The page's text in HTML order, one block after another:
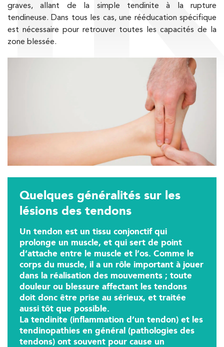
graves, allant de la simple tendinite à la rupture
tendineuse. Dans tous les cas, une rééducation spécifique
est nécessaire pour retrouver toutes les capacités de la
zone blessée.
Quelques généralités sur les
lésions des tendons
Un tendon est un tissu conjonctif qui
prolonge un muscle, et qui sert de point
d’attache entre le muscle et l’os. Comme le
corps du muscle, il a un rôle important à jouer
dans la réalisation des mouvements ; toute
douleur ou blessure affectant les tendons
doit donc être prise au sérieux, et traitée
aussi tôt que possible.
La tendinite (inflammation d’un tendon) et les
tendinopathies en général (pathologies des
tendons) ont souvent pour cause un
Trouvez votre cabinet de
Entrez votre adresse afin de trouver le cabinet IK la plus
proche de chez vous :
IK Châtenay-Malabry – 92
380 Av. de la Division Leclerc 92290
Châtenay-Malabry
380 Av. de la Division Leclerc 92290 Châtenay-
01 43 50 05 24
PRENEZ RDV SUR
PRENEZ RDV SUR